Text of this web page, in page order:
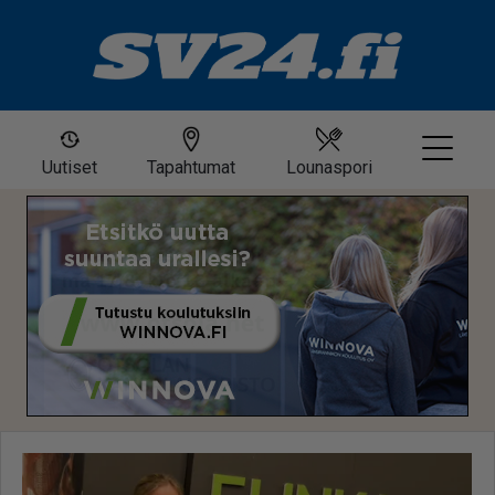
Uutiset Tapahtumat Lounaspori